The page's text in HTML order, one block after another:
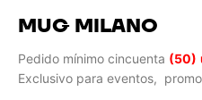
MUG MILANO
Pedido mínimo cincuenta (50)
Exclusivo para eventos,